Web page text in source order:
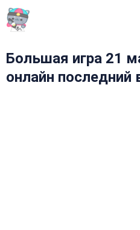
Большая игра 21
онлайн последний